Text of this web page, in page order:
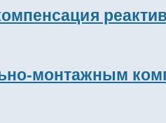
монтажным